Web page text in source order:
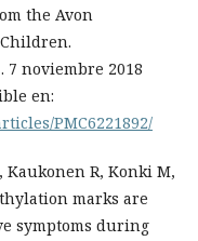
the Avon
noviembre 2018
en:
PMC6221892/
R, Konki M,
marks are
symptoms during